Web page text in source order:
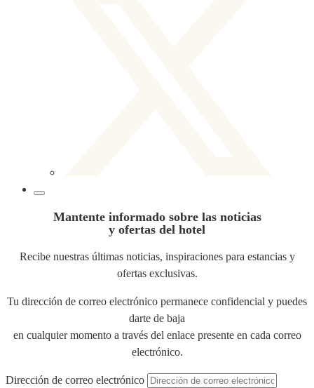
Mantente informado sobre las noticias
y ofertas del hotel
Recibe nuestras últimas noticias, inspiraciones para estancias y
ofertas exclusivas.
Tu dirección de correo electrónico permanece confidencial y puedes
darte de baja
en cualquier momento a través del enlace presente en cada correo
electrónico.
Dirección de correo electrónico